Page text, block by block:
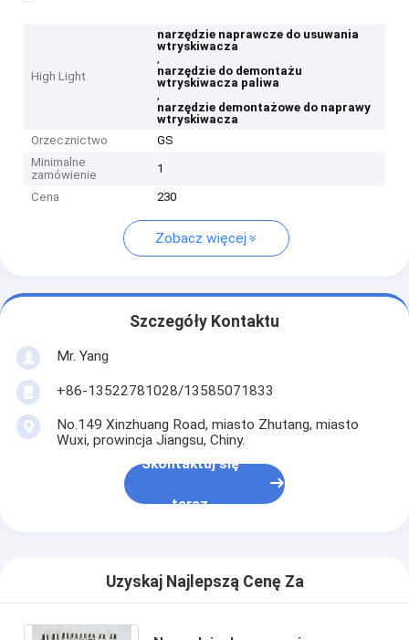
High Light
narzędzie naprawcze do usuwania
wtryskiwacza
,
narzędzie do demontażu
wtryskiwacza paliwa
,
narzędzie demontażowe do naprawy
wtryskiwacza
Orzecznictwo
GS
Minimalne
zamówienie
1
Cena 230
Zobacz więcej
Szczegóły Kontaktu
Mr. Yang
+86-13522781028/13585071833
No.149 Xinzhuang Road, miasto Zhutang, miasto
Wuxi, prowincja Jiangsu, Chiny.
Skontaktuj się
teraz
Uzyskaj Najlepszą Cenę Za